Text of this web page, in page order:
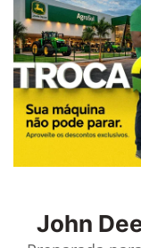
John